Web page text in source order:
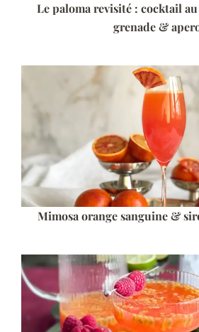
Le paloma revisité : cocktail
grenade &
Mimosa orange sanguine &